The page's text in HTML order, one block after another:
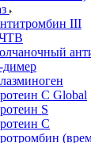
III
димер
C Global
S
С